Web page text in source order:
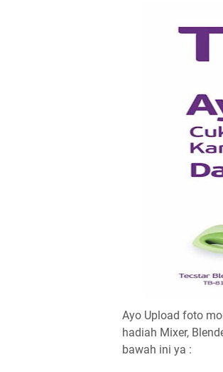
Ayo Upload foto
hadiah Mixer,
bawah ini ya :